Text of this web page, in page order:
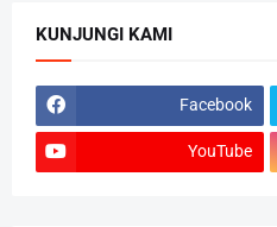
KUNJUNGI KAMI
Facebook
YouTube